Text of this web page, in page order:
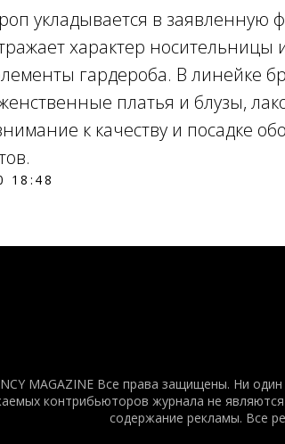
укладывается в заявленную
характер носительницы
гардероба. В линейке
платья и блузы,
к качеству и посадке
18:48
MAGAZINE Все права защищены. Ни
контрибьюторов журнала не являются
содержание рекламы. Все